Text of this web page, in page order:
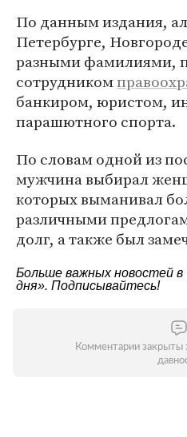
По данным издания,
Петербурге,
разными фамилиями,
сотрудником
банкиром, юристом,
парашютного спорта.
По словам одной из
мужчина выбирал
которых выманивал
различными
долг, а также был
Больше важных новостей в
дня». Подписывайтесь!
Комментарии закрыты